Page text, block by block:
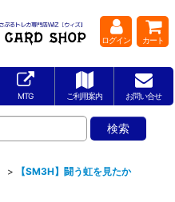
ログイン カート
MTG ご利用案内 お問い合せ
>
【SM3H】闘う虹を見たか